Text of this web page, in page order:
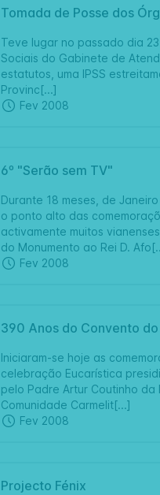
Tomada de Posse dos
Teve lugar no passado dia
Sociais do Gabinete de
estatutos, uma IPSS
Provinc[...]
Fev 2008
6º "Serão sem TV"
Durante 18 meses, de
o ponto alto das
activamente muitos
do Monumento ao Rei D.
Fev 2008
390 Anos do Convento
Iniciaram-se hoje as
celebração Eucarística
pelo Padre Artur Coutinho
Comunidade Carmelit[...]
Fev 2008
Projecto Fénix